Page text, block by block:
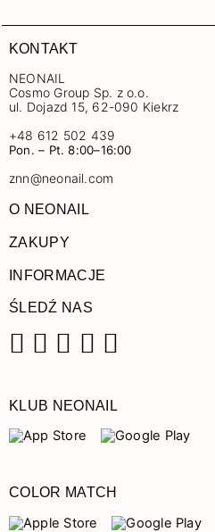
KONTAKT
NEONAIL
Cosmo Group Sp. z o.o.
ul. Dojazd 15, 62-090 Kiekrz
+48 612 502 439
Pon. – Pt. 8:00–16:00
znn@neonail.com
O NEONAIL
ZAKUPY
INFORMACJE
ŚLEDŹ NAS
KLUB NEONAIL
COLOR MATCH